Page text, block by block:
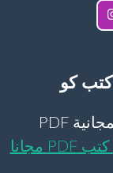
موقع كتب كو لـ تحميل الكتب المجانية PDF
تحميل كتب PDF مجانا